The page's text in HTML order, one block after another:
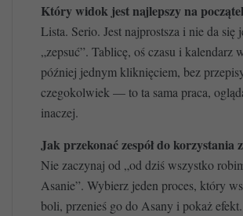
Który widok jest najlepszy na
Lista. Serio. Jest najprostsza i nie da się
„zepsuć”. Tablicę, oś czasu i kalendarz
później jednym kliknięciem, bez
czegokolwiek — to ta sama praca,
inaczej.
Jak przekonać zespół do korzystania
Nie zaczynaj od „od dziś wszystko
Asanie”. Wybierz jeden proces, który
boli, przenieś go do Asany i pokaż